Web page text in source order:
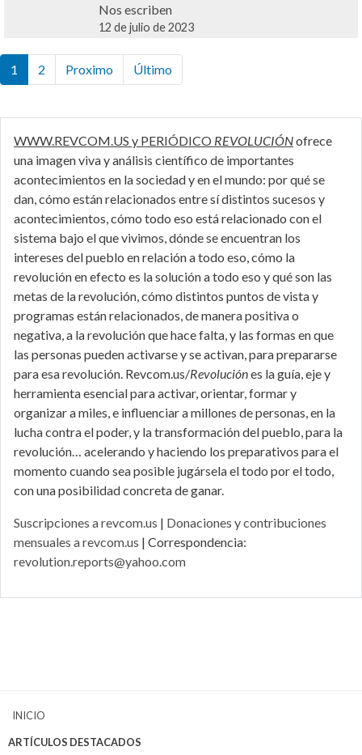
Nos escriben
12 de julio de 2023
Paginación
1 2 Proximo Siguiente
página
Último
página
WWW.REVCOM.US y PERIÓDICO REVOLUCIÓNofrece
una imagen viva y análisis científico de importantes
acontecimientos en la sociedad y en el mundo: por qué se
dan, cómo están relacionados entre sí distintos sucesos y
acontecimientos, cómo todo eso está relacionado con el
sistema bajo el que vivimos, dónde se encuentran los
intereses del pueblo en relación a todo eso, cómo la
revolución en efecto es la solución a todo eso y qué son las
metas de la revolución, cómo distintos puntos de vista y
programas están relacionados, de manera positiva o
negativa, a la revolución que hace falta, y las formas en que
las personas pueden activarse y se activan, para prepararse
para esa revolución. Revcom.us/Revoluciónes la guía, eje y
herramienta esencial para activar, orientar, formar y
organizar a miles, e influenciar a millones de personas, en la
lucha contra el poder, y la transformación del pueblo, para la
revolución… acelerando y haciendo los preparativos para el
momento cuando sea posible jugársela el todo por el todo,
con una posibilidad concreta de ganar.
Suscripciones a revcom.us | Donaciones y contribuciones
mensuales a revcom.us | Correspondencia:
revolution.reports@yahoo.com
INICIO
ARTÍCULOS DESTACADOS